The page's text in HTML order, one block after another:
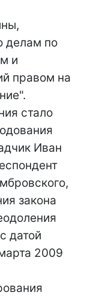
делам по
и
правом на
стало
Иван
закона
датой
2009